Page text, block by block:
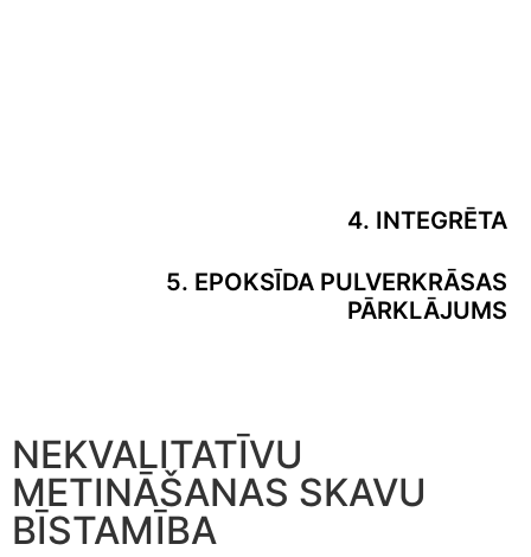
4. INTEGRĒTA
5. EPOKSĪDA PULVERKRĀSAS
PĀRKLĀJUMS
NEKVALITATĪVU
METINĀŠANAS SKAVU
BĪSTAMĪBA